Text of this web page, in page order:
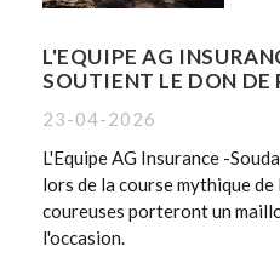
L'EQUIPE AG
SOUTIENT LE DON DE
23-04-2026
L'Equipe AG Insurance -
lors de la course mythique
coureuses porteront un
l'occasion.